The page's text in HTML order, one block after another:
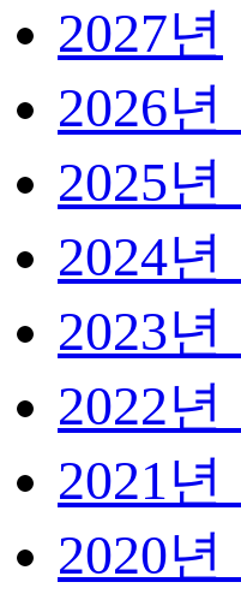
2027년
2026년
2025년
2024년
2023년
2022년
2021년
2020년